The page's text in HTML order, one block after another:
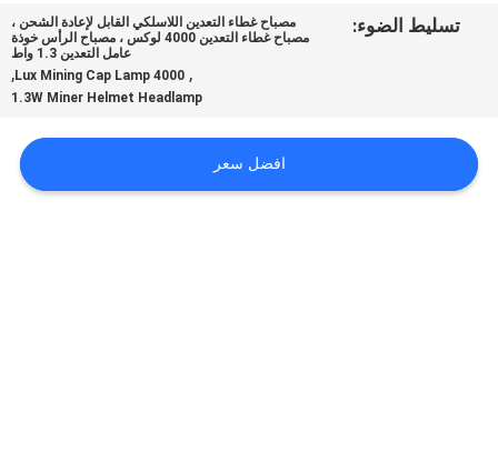
PRIVACY
POLICY
تسليط الضوء:
مصباح غطاء التعدين اللاسلكي القابل لإعادة الشحن ،
مصباح غطاء التعدين 4000 لوكس ، مصباح الرأس خوذة
عامل التعدين 1.3 واط
,
4000 Lux Mining Cap Lamp
,
1.3W Miner Helmet Headlamp
افضل سعر